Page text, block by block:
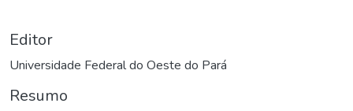
Editor
Universidade Federal do Oeste do Pará
Resumo